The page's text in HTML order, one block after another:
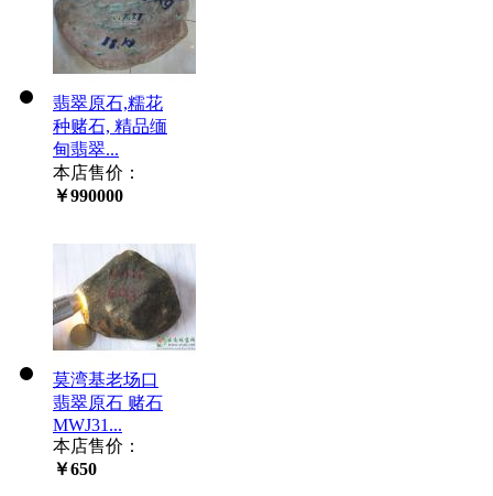
翡翠原石,糯花
种赌石, 精品缅
甸翡翠...
本店售价：
￥990000
莫湾基老场口
翡翠原石 赌石
MWJ31...
本店售价：
￥650